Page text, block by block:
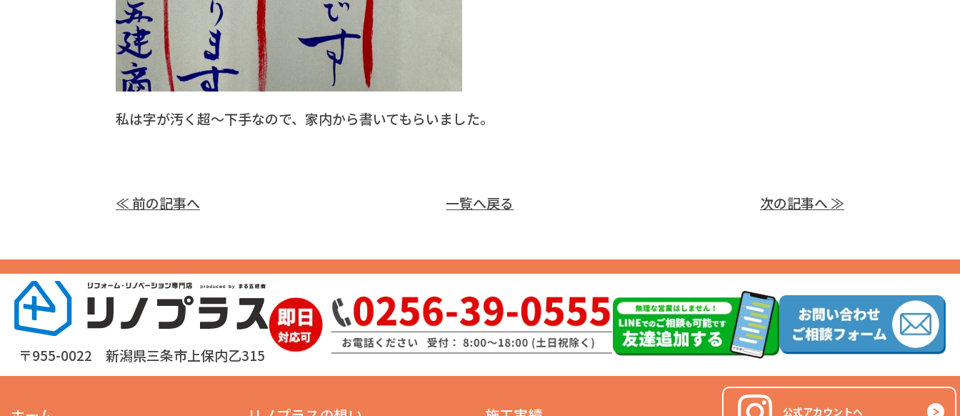
私は字が汚く超～下手なので、家内から書いてもらいました。
≪ 前の記事へ 一覧へ戻る 次の記事へ ≫
〒955-0022 新潟県三条市上保内乙315
公式アカウントへ